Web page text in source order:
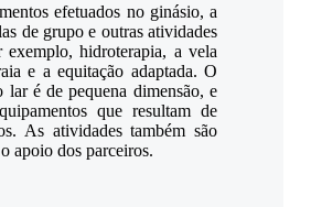
efetuados no ginásio, a
de grupo e outras atividades
exemplo, hidroterapia, a vela
e a equitação adaptada. O
lar é de pequena dimensão, e
que resultam de
As atividades também são
apoio dos parceiros.